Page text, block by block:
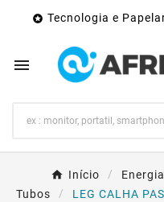
 Tecnologia e

Início
Tubos
LEG CALHA